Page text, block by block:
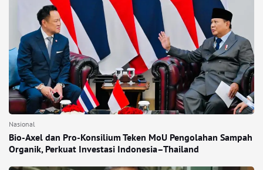
Nasional
Bio-Axel dan Pro-Konsilium Teken MoU Pengolahan Sampah
Organik, Perkuat Investasi Indonesia–Thailand